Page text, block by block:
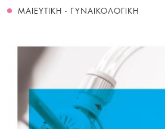
ΜΑΙΕΥΤΙΚΗ - ΓΥΝΑΙΚΟΛΟΓΙΚΗ